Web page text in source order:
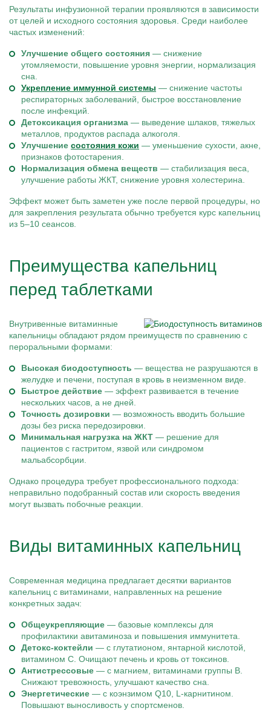
Результаты инфузионной терапии проявляются в зависимости
от целей и исходного состояния здоровья. Среди наиболее
частых изменений:
Улучшение общего состояния — снижение
утомляемости, повышение уровня энергии, нормализация
сна.
Укрепление иммунной системы — снижение частоты
респираторных заболеваний, быстрое восстановление
после инфекций.
Детоксикация организма — выведение шлаков, тяжелых
металлов, продуктов распада алкоголя.
Улучшение состояния кожи — уменьшение сухости, акне,
признаков фотостарения.
Нормализация обмена веществ — стабилизация веса,
улучшение работы ЖКТ, снижение уровня холестерина.
Эффект может быть заметен уже после первой процедуры, но
для закрепления результата обычно требуется курс капельниц
из 5–10 сеансов.
Преимущества капельниц
перед таблетками
Внутривенные витаминные
капельницы обладают рядом преимуществ по сравнению с
пероральными формами:
Высокая биодоступность — вещества не разрушаются в
желудке и печени, поступая в кровь в неизменном виде.
Быстрое действие — эффект развивается в течение
нескольких часов, а не дней.
Точность дозировки — возможность вводить большие
дозы без риска передозировки.
Минимальная нагрузка на ЖКТ — решение для
пациентов с гастритом, язвой или синдромом
мальабсорбции.
Однако процедура требует профессионального подхода:
неправильно подобранный состав или скорость введения
могут вызвать побочные реакции.
Виды витаминных капельниц
Современная медицина предлагает десятки вариантов
капельниц с витаминами, направленных на решение
конкретных задач:
Общеукрепляющие — базовые комплексы для
профилактики авитаминоза и повышения иммунитета.
Детокс-коктейли — с глутатионом, янтарной кислотой,
витамином С. Очищают печень и кровь от токсинов.
Антистрессовые — с магнием, витаминами группы В.
Снижают тревожность, улучшают качество сна.
Энергетические — с коэнзимом Q10, L-карнитином.
Повышают выносливость у спортсменов.